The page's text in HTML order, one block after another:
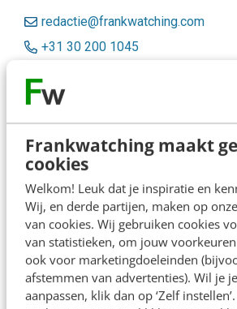
Frankwatching maakt
cookies
Welkom! Leuk dat je inspiratie en
Wij, en derde partijen, maken op
van cookies. Wij gebruiken cookies
van statistieken, om jouw
ook voor marketingdoeleinden
afstemmen van advertenties). Wil je
aanpassen, klik dan op ‘Zelf
redactie@frankwatching.com
+31 30 200 1045
Meer contactopties
Frankwatching
Adverteren
Contact
Nieuwsbrieven
Over ons